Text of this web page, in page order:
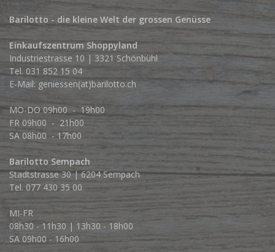
Barilotto - die kleine Welt der grossen Genüsse
Einkaufszentrum Shoppyland
Industriestrasse 10 | 3321 Schönbühl
Tel. 031 852 15 04
E-Mail: geniessen(at)barilotto.ch
MO-DO 09h00 - 19h00
FR 09h00 - 21h00
SA 08h00 - 17h00
Barilotto Sempach
Stadtstrasse 30 | 6204 Sempach
Tel. 077 430 35 00
MI-FR
08h30 - 11h30 | 13h30 - 18h00
SA 09h00 - 16h00